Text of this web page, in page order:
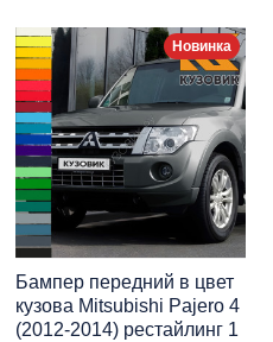
Новинка
Бампер передний в цвет
кузова Mitsubishi Pajero 4
(2012-2014) рестайлинг 1